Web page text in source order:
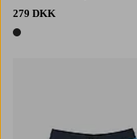
279 DKK
1 farve